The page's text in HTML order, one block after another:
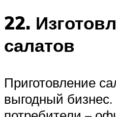
22.
салатов
Приготовление
выгодный